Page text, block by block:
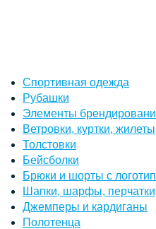
Спортивная одежда
Рубашки
Элементы
Ветровки, куртки, жилеты
Толстовки
Бейсболки
Брюки и шорты с
Шапки, шарфы, перчатки
Джемперы и кардиганы
Полотенца